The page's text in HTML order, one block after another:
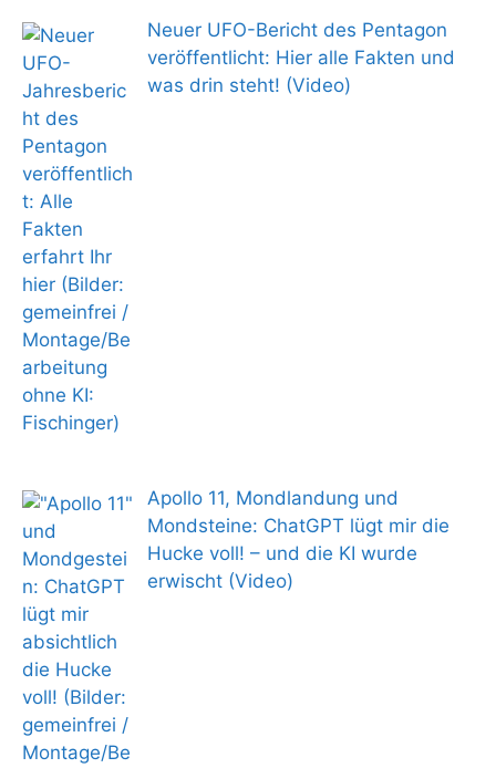
Neuer UFO-Bericht des Pentagon
veröffentlicht: Hier alle Fakten und
was drin steht! (Video)
Apollo 11, Mondlandung und
Mondsteine: ChatGPT lügt mir die
Hucke voll! – und die KI wurde
erwischt (Video)